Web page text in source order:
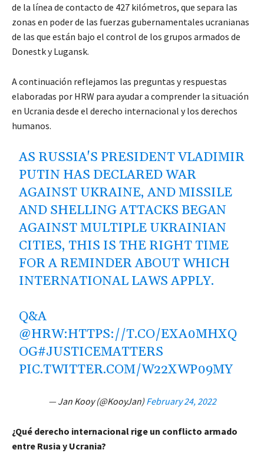
de la línea de contacto de 427 kilómetros, que separa las
zonas en poder de las fuerzas gubernamentales ucranianas
de las que están bajo el control de los grupos armados de
Donestk y Lugansk.
A continuación reflejamos las preguntas y respuestas
elaboradas por HRW para ayudar a comprender la situación
en Ucrania desde el derecho internacional y los derechos
humanos.
AS RUSSIA'S PRESIDENT VLADIMIR
PUTIN HAS DECLARED WAR
AGAINST UKRAINE, AND MISSILE
AND SHELLING ATTACKS BEGAN
AGAINST MULTIPLE UKRAINIAN
CITIES, THIS IS THE RIGHT TIME
FOR A REMINDER ABOUT WHICH
INTERNATIONAL LAWS APPLY.
Q&A
@HRW:HTTPS://T.CO/EXA0MHXQ
OG#JUSTICEMATTERS
PIC.TWITTER.COM/W22XWP09MY
— Jan Kooy (@KooyJan) February 24, 2022
¿Qué derecho internacional rige un conflicto armado
entre Rusia y Ucrania?